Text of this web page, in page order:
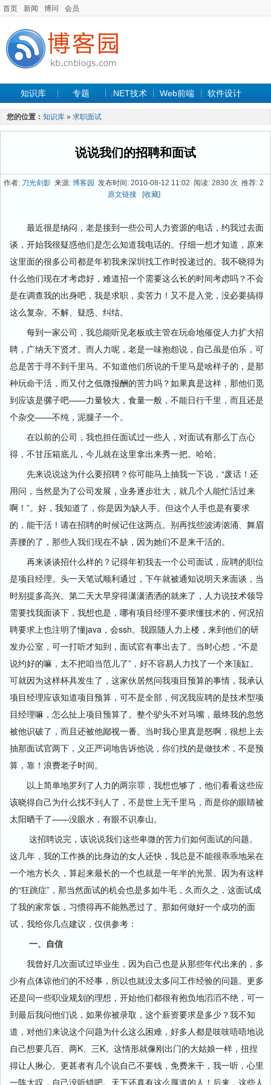
首页 新闻 博问 会员
知识库 专题 .NET技术 Web前端 软件设计
手机开发 软件工程
最新文章
您的位置： 知识库 » 求职面试
说说我们的招聘和面试
作者: 刀光剑影 来源: 博客园 发布时间: 2010-08-12 11:02 阅读: 2830 次 推荐: 2
原文链接
[收藏]
最近很是纳闷，老是接到一些公司人力资源的电话，约我过去面
谈，开始我很疑惑他们是怎么知道我电话的。仔细一想才知道，原来
这里面的很多公司都是年初我来深圳找工作时投递过的。我不晓得为
什么他们现在才考虑好，难道招一个需要这么长的时间考虑吗？不会
是在调查我的出身吧，我是求职，卖苦力！又不是入党，没必要搞得
这么复杂。不解、疑惑、纠结。
每到一家公司，我总能听见老板或主管在玩命地催促人力扩大招
聘，广纳天下贤才。而人力呢，老是一味抱怨说，自己虽是伯乐，可
总是苦于寻不到千里马。不知道他们所说的千里马是啥样子的，是那
种玩命干活，而又付之低微报酬的苦力吗？如果真是这样，那他们觅
到应该是骡子吧——力量较大，食量一般，不能日行千里，而且还是
个杂交——不纯，泥腿子一个。
在以前的公司，我也担任面试过一些人，对面试有那么丁点心
得，不甘压箱底儿，今儿就在这里拿出来秀一把。哈哈。
先来说说这为什么要招聘？你可能马上抽我一下说，“废话！还
用问，当然是为了公司发展，业务逐步壮大，就几个人能忙活过来
啊！”。好，我知道了，你是因为缺人手。但这个人手也是有要求
的，能干活！请在招聘的时候记住这两点。别再找些波涛汹涌、舞眉
弄腰的了，那些人我们现在不缺，因为她们不是来干活的。
再来谈谈招什么样的？记得年初我去一个公司面试，应聘的职位
是项目经理。头一天笔试顺利通过，下午就被通知说明天来面谈，当
时别提多高兴。第二天大早穿得潇潇洒洒的就来了，人力说技术领导
需要找我面谈下，我想也是，哪有项目经理不要求懂技术的，何况招
聘要求上也注明了懂java，会ssh。我跟随人力上楼，来到他们的研
发办公室，可一打听才知到，面试官有事出去了。当时心想，“不是
说约好的嘛，太不把咱当范儿了”，好不容易人力找了一个来顶缸。
可就因为这样杯具发生了，这家伙居然问我项目预算的事情，我承认
项目经理应该知道项目预算，可不是全部，何况我应聘的是技术型项
目经理嘛，怎么扯上项目预算了。整个驴头不对马嘴，最终我的忽悠
被他识破了，而且还被他鄙视一番。当时我心里真是怒啊，很想上去
抽那面试官两下，义正严词地告诉他说，你们找的是做技术，不是预
算，靠！浪费老子时间。
以上简单地罗列了人力的两宗罪，我想也够了，他们看看这些应
该晓得自己为什么找不到人了，不是世上无千里马，而是你的眼睛被
太阳晒干了——没眼水，有眼不识泰山。
这招聘说完，该说说我们这些卑微的苦力们如何面试的问题。
这几年，我的工作换的比身边的女人还快，我总是不能很乖乖地呆在
一个地方长久，算起来最长的一个也就是一年半的光景。因为有这样
的“狂跳症”，那当然面试的机会也是多如牛毛，久而久之，这面试成
了我的家常饭，习惯得再不能熟悉过了。那如何做好一个成功的面
试，我给你几点建议，仅供参考：
一、自信
我曾好几次面试过毕业生，因为自己也是从那些年代出来的，多
少有点体谅他们的不经事，所以也就没太多问工作经验的问题。更多
还是问一些职业规划的理想，开始他们都很有抱负地滔滔不绝，可一
到最后我问他们说，如果你被录取，这个薪资要求是多少？我不知
道，对他们来说这个问题为什么这么困难，好多人都是吱吱唔唔地说
自己想要几百、两K、三K。这情形就像刚出门的大姑娘一样，扭捏
得让人揪心。更甚者有几个说自己不要钱，免费来干，我一听，心里
一阵大叹，自己没听错吧。天下还真有这么厚道的人！后来，这些人